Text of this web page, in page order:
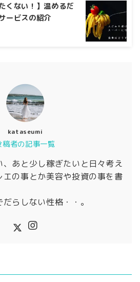
くない！】温めるだ
ービスの紹介
kataseumi
稿者の記事一覧
、あと少し稼ぎたいと日々考え
の事とか美容や投資の事を書
らしない性格・・。